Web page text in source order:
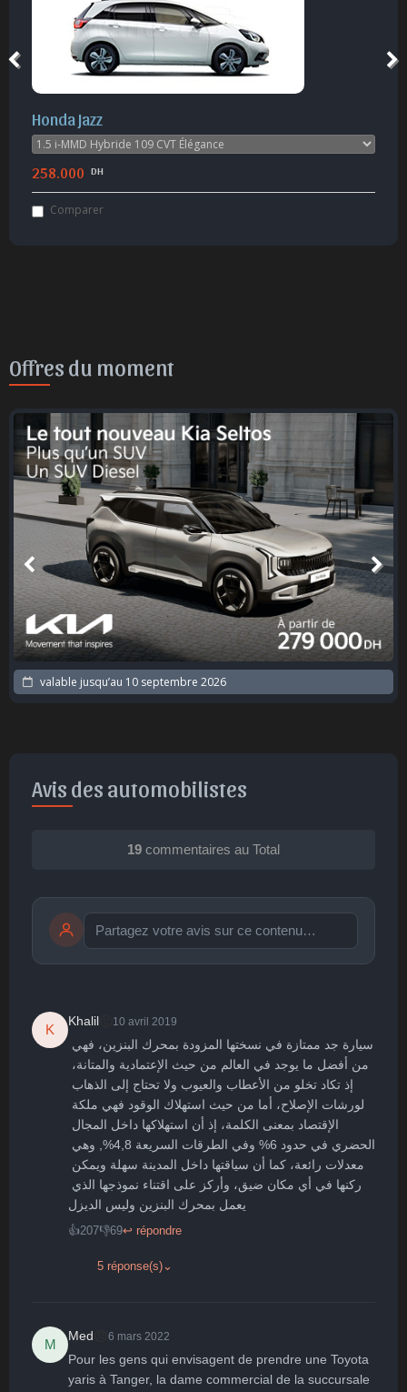
Honda Jazz
258.000 DH
Comparer
Offres du moment
valable jusqu’au 10 septembre 2026
Avis des automobilistes
19 commentaires au Total
🤩
Parfait
👏
Bravo
😄
Réjoui
🙂
Content
😐
Indifférent
😮
Surpris
😞
Déçu
😠
Enervé
😨
publication immédiate Publier
K
Khalil 10 avril 2019
يعمل بمحرك البنزين وليس الديزل
👍207👎69↩ répondre
5 réponse(s) ⌄
M
Med 6 mars 2022
Pour les gens qui envisagent de prendre une Toyota
yaris à Tanger, la dame commercial de la succursale